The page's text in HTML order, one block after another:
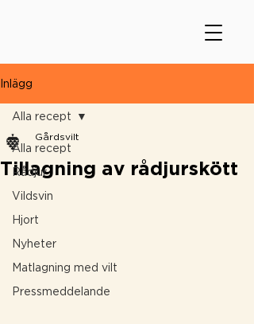
Inlägg
Alla recept
Rådjur
Vildsvin
Hjort
Nyheter
Matlagning med vilt
Pressmeddelande
Alla recept
Tillagning av rådjurskött
Gårdsvilt